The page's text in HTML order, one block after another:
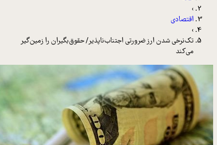
›
اقتصادی
›
تک‌نرخی شدن ارز ضرورتی اجتناب‌ناپذیر/ حقوق‌بگیران را زمین‌گیر
می‌کند